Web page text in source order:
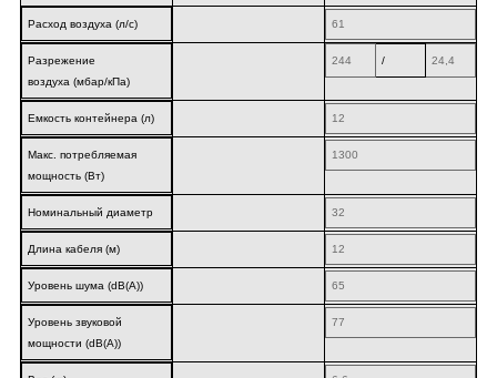
Расход воздуха (л/с) 61
Разрежение
воздуха (мбар/кПа)
244 / 24,4
Емкость контейнера (л) 12
Макс. потребляемая
мощность (Вт)
1300
Номинальный диаметр 32
Длина кабеля (м) 12
Уровень шума (dB(A)) 65
Уровень звуковой
мощности (dB(A))
77